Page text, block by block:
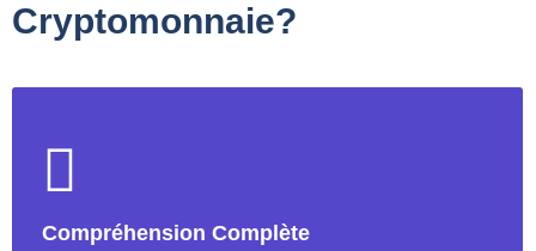
Cryptomonnaie?
Compréhension Complète